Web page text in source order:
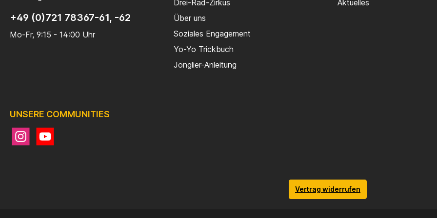
+49 (0)721 78367-61, -62
Mo-Fr, 9:15 - 14:00 Uhr
Drei-Rad-Zirkus
Über uns
Soziales Engagement
Yo-Yo Trickbuch
Jonglier-Anleitung
Aktuelles
UNSERE COMMUNITIES
Vertrag widerrufen